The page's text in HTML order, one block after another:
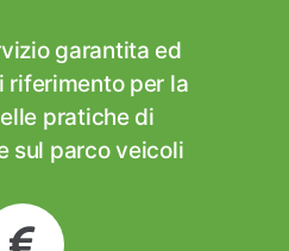
garantita ed
riferimento per la
pratiche di
sul parco veicoli